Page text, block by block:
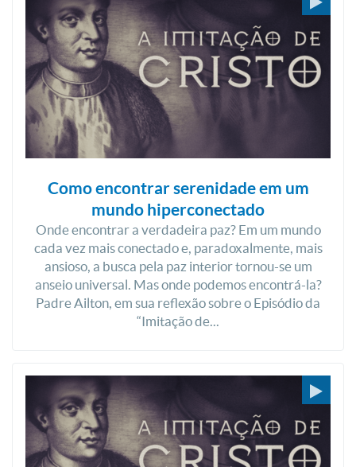
Como encontrar serenidade em um
mundo hiperconectado
Onde encontrar a verdadeira paz? Em um mundo
cada vez mais conectado e, paradoxalmente, mais
ansioso, a busca pela paz interior tornou-se um
anseio universal. Mas onde podemos encontrá-la?
Padre Ailton, em sua reflexão sobre o Episódio da
“Imitação de...